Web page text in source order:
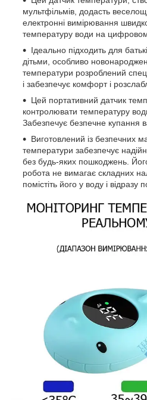
мультфільмів, додасть
електронні вимірювання
температуру води на
Ідеально підходить для
дітьми, особливо
температури розроблений
і забезпечує комфорт і
Цей портативний датчик
контролювати температуру
Забезпечує безпечне купання
Виготовлений із безпечних
температури забезпечує
без будь-яких пошкоджень.
робота не вимагає складних
помістіть його у воду і